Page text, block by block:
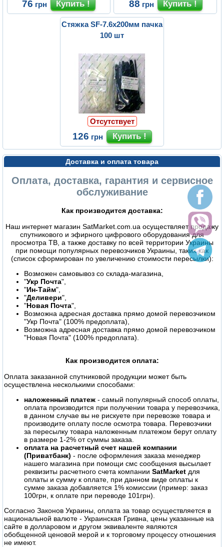
76 грн 88 грн
Стяжка SF-7.6х200мм пачка
100 шт
Отсутствует
126 грн
Доставка и оплата товара
Оплата, доставка, гарантия и сервисное
обслуживание
Как производится доставка:
Наш интернет магазин SatMarket.com.ua осуществляет продажу
спутникового и эфирного цифрового оборудования для
просмотра ТВ, а также доставку по всей территории Украины
при помощи популярных перевозчиков Украины, таких как
(список сформирован по увеличению стоимости пересылки):
Возможен самовывоз со склада-магазина,
"Укр Почта",
"Ин-Тайм",
"Деливери",
"Новая Почта",
Возможна адресная доставка прямо домой перевозчиком
"Укр Почта" (100% предоплата),
Возможна адресная доставка прямо домой перевозчиком
"Новая Почта" (100% предоплата).
Как производится оплата:
Оплата заказанной спутниковой продукции может быть
осуществлена несколькими способами:
наложенный платеж - самый популярный способ оплаты,
оплата производится при получении товара у перевозчика,
в данном случае вы не рискуете при перевозке товара и
производите оплату после осмотра товара. Перевозчики
за пересылку товара наложенным платежом берут оплату
в размере 1-2% от суммы заказа.
оплата на расчетный счет нашей компании
(Приватбанк) - после оформления заказа менеджер
нашего магазина при помощи смс сообщения высылает
реквизиты расчетного счета компании SatMarket для
оплаты и сумму к оплате, при данном виде оплаты к
сумме заказа добавляется 1% комиссии (пример: заказ
100грн, к оплате при переводе 101грн).
Согласно Законов Украины, оплата за товар осуществляется в
национальной валюте - Украинская Гривна, цены указанные на
сайте в долларовом и другом эквиваленте являются
обобщенной ценовой мерой и к торговому процессу отношения
не имеют.